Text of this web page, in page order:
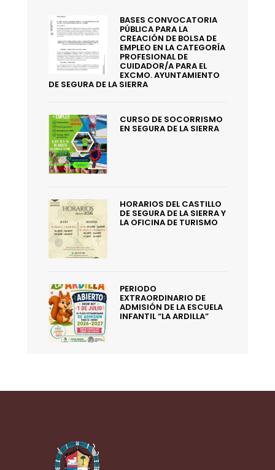
BASES CONVOCATORIA
PÚBLICA PARA LA
CREACIÓN DE BOLSA DE
EMPLEO EN LA CATEGORÍA
PROFESIONAL DE
CUIDADOR/A PARA EL
EXCMO. AYUNTAMIENTO
DE SEGURA DE LA SIERRA
CURSO DE SOCORRISMO
EN SEGURA DE LA SIERRA
HORARIOS DEL CASTILLO
DE SEGURA DE LA SIERRA Y
LA OFICINA DE TURISMO
PERIODO
EXTRAORDINARIO DE
ADMISIÓN DE LA ESCUELA
INFANTIL “LA ARDILLA”